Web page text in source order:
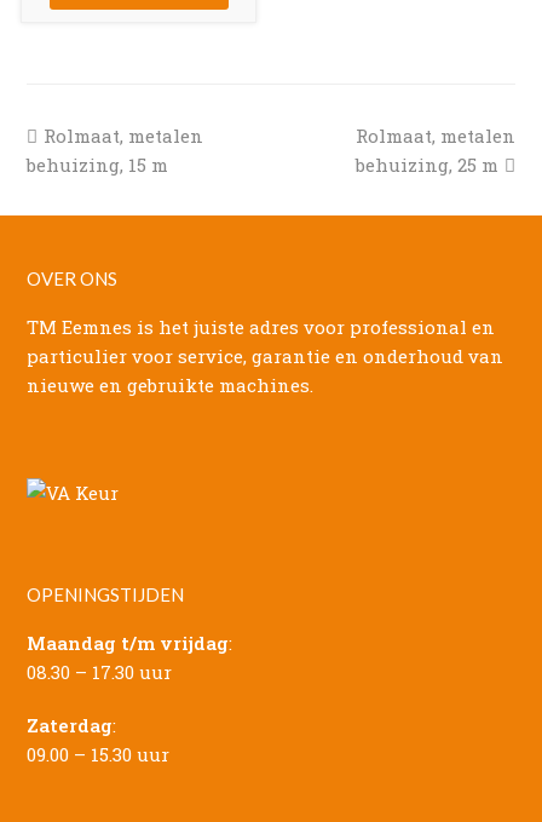
previous
post:
Rolmaat, metalen
behuizing, 15 m
next
post:
Rolmaat, metalen
behuizing, 25 m
OVER ONS
TM Eemnes is het juiste adres voor professional en
particulier voor service, garantie en onderhoud van
nieuwe en gebruikte machines.
OPENINGSTIJDEN
Maandag t/m vrijdag:
08.30 – 17.30 uur
Zaterdag:
09.00 – 15.30 uur